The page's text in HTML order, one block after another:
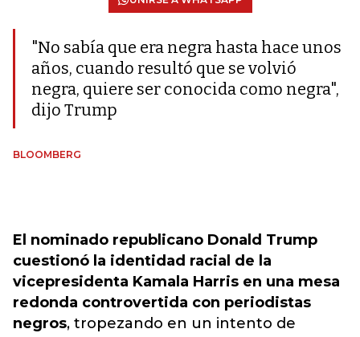
"No sabía que era negra hasta hace unos
años, cuando resultó que se volvió
negra, quiere ser conocida como negra",
dijo Trump
BLOOMBERG
El nominado republicano Donald Trump
cuestionó la identidad racial de la
vicepresidenta Kamala Harris en una mesa
redonda controvertida con periodistas
negros, tropezando en un intento de